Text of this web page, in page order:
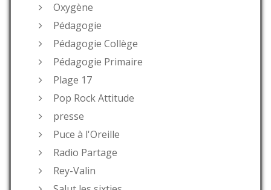
Oxygène
Pédagogie
Pédagogie Collège
Pédagogie Primaire
Plage 17
Pop Rock Attitude
presse
Puce à l'Oreille
Radio Partage
Rey-Valin